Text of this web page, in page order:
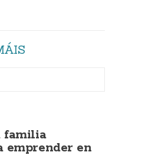
familia
emprender en